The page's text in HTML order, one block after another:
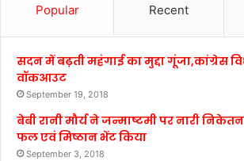
Popular Recent
सदन में बढ़ती महंगाई का मुद्दा गूंजा,कांग्रेस
वॉकआउट
September 19, 2018
बेबी रानी मौर्य ने जन्माष्टमी पर नारी
फल एवं मिष्ठान भेंट किया
September 3, 2018